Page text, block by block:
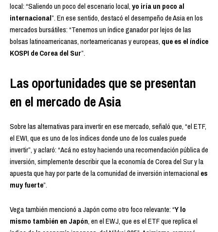
local: “Saliendo un poco del escenario local,yo iría un poco al
internacional”. En ese sentido, destacó el desempeño de Asia en los
mercados bursátiles: “Tenemos un índice ganador por lejos de las
bolsas latinoamericanas, norteamericanas y europeas, que es el índice
KOSPI de Corea del Sur”.
Las oportunidades que se presentan
en el mercado de Asia
Sobre las alternativas para invertir en ese mercado, señaló que, “el ETF,
el EWI, que es uno de los índices donde uno de los cuales puede
invertir”, y aclaró: “Acá no estoy haciendo una recomendación pública de
inversión, simplemente describir que la economía de Corea del Sur y la
apuesta que hay por parte de la comunidad de inversión internacional es
muy fuerte”.
Vega también mencionó a Japón como otro foco relevante: “Y lo
mismo también en Japón, en el EWJ, que es el ETF que replica el